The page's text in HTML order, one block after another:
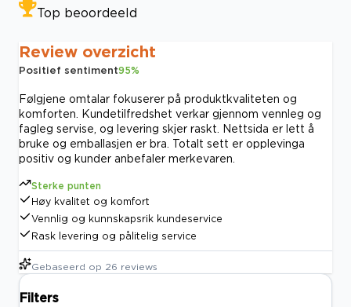
Top beoordeeld
Review overzicht
Positief sentiment95%
Følgjene omtalar fokuserer på produktkvaliteten og
komforten. Kundetilfredshet verkar gjennom vennleg og
fagleg servise, og levering skjer raskt. Nettsida er lett å
bruke og emballasjen er bra. Totalt sett er opplevinga
positiv og kunder anbefaler merkevaren.
Sterke punten
Høy kvalitet og komfort
Vennlig og kunnskapsrik kundeservice
Rask levering og pålitelig service
Gebaseerd op 26 reviews
Filters